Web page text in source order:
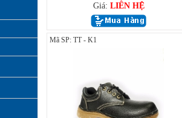
Giá: LIÊN HỆ
Mã SP: TT - K1